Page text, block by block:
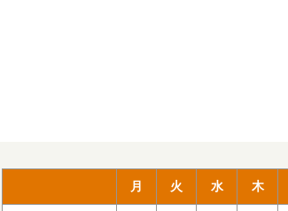
月 火 水 木